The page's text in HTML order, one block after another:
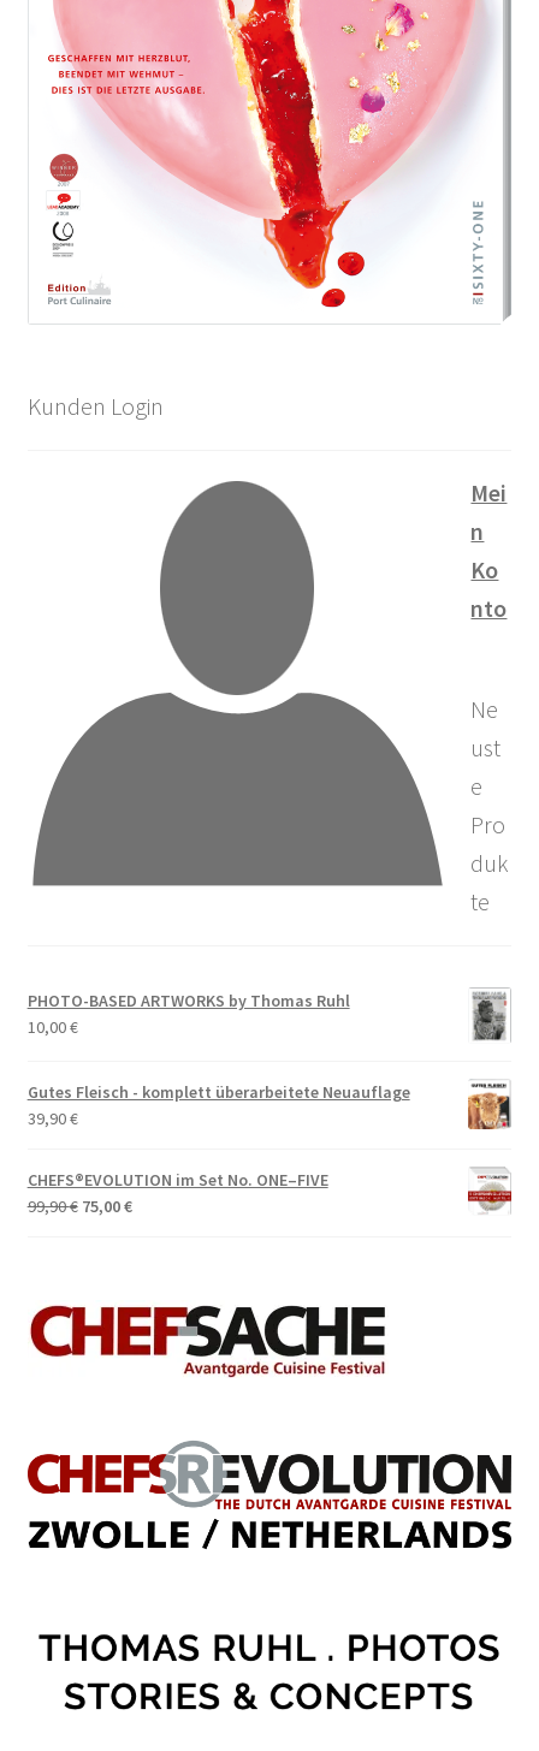
Kunden Login
Mei
n
Ko
nto
Ne
ust
e
Pro
duk
te
PHOTO-BASED ARTWORKS by Thomas Ruhl
10,00€
Gutes Fleisch - komplett überarbeitete Neuauflage
39,90€
CHEFS®EVOLUTION im Set No. ONE–FIVE
99,90€ Ursprünglicher
75,00€Aktueller